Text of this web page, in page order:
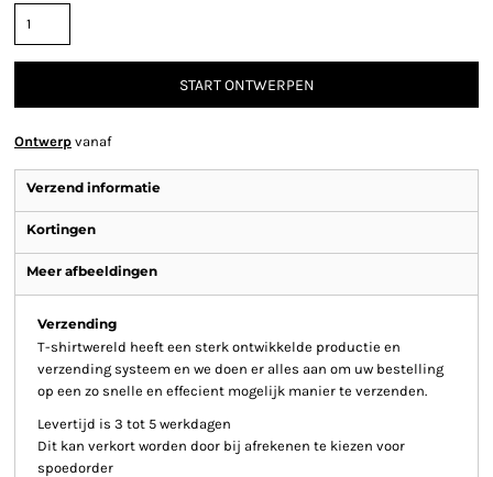
START ONTWERPEN
Ontwerp vanaf
Verzend informatie
Kortingen
Meer afbeeldingen
Verzending
T-shirtwereld heeft een sterk ontwikkelde productie en
verzending systeem en we doen er alles aan om uw bestelling
op een zo snelle en effecient mogelijk manier te verzenden.
Levertijd is 3 tot 5 werkdagen
Dit kan verkort worden door bij afrekenen te kiezen voor
spoedorder